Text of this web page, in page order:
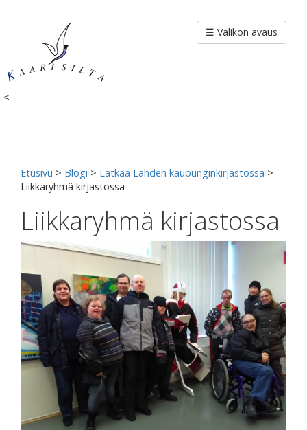
<
☰ Valikon avaus
Etusivu > Blogi > Lätkää Lahden kaupunginkirjastossa >
Liikkaryhmä kirjastossa
Liikkaryhmä kirjastossa